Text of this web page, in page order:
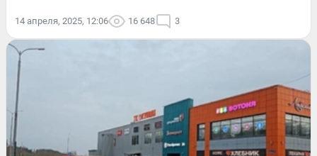
14 апреля, 2025, 12:06 16 648 3